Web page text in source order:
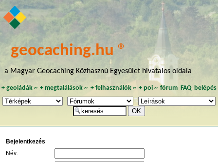
geocaching.hu ®
a Magyar Geocaching Közhasznú Egyesület hivatalos oldala
+ geoládák~ +megtalálások ~ + felhasználók~ + poi~ fórum FAQ belépés
Bejelentkezés
Név: